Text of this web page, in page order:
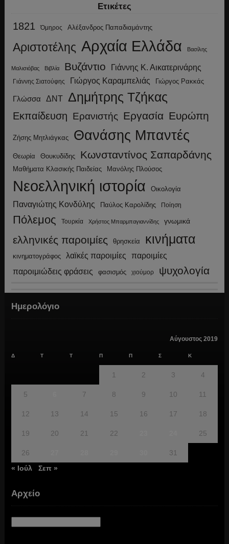
Ετικέτες
1821 Όμηρος Αλέξανδρος Παπαδιαμάντης
Αριστοτέλης Αρχαία Ελλάδα Βασίλης
Μαλισιόβας Βιβλία Βυζάντιο Γιάννης Κ. Αικατερινάρης
Γιάννης Σιατούφης Γιώργος Καραμπελιάς Γιώργος Ρακκάς
Γλώσσα ΔΝΤ Δημήτρης Τζήκας
Εκπαίδευση Ερανιστής Εργασία Ευρώπη
Ζήσης Μητλιάγκας Θανάσης Μπαντές
Θεωρία Θουκυδίδης Κωνσταντίνος Σαπαρδάνης
Μαθήματα Κλασικής Παιδείας Μανόλης Πλούσος
Νεοελληνική ιστορία Οικολογία
Παναγιώτης Κονδύλης Παύλος Καρολίδης Ποίηση
Πόλεμος Τουρκία Χρήστος Μπαρμπαγιαννίδης γνωμικά
ελληνικές παροιμίες θρησκεία κινήματα
κινηματογράφος λαϊκές παροιμίες παροιμίες
παροιμιώδεις φράσεις φασισμός χιούμορ ψυχολογία
Ημερολόγιο
Αύγουστος 2019
Δ Τ Τ Π Π Σ Κ
1 2 3 4
5 7 8 9 10 11
12 13 14 15 16 17 18
19 20 21 22 25
26
31
« Ιούλ
Σεπ »
Αρχείο